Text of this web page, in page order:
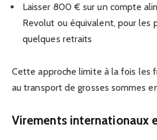
Laisser 800 € sur un compte
Revolut ou équivalent, pour les
quelques retraits
Cette approche limite à la fois les
au transport de grosses sommes
Virements internationaux